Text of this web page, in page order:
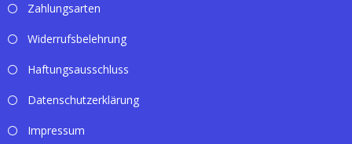
Zahlungsarten
Widerrufsbelehrung
Haftungsausschluss
Datenschutzerklärung
Impressum